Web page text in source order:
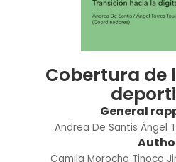
Cobertura de
General
Andrea De Santis Ángel
Camila Morocho Tinoco